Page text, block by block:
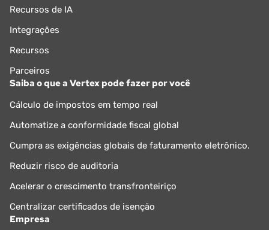
Recursos de IA
Integrações
Recursos
Parceiros
Saiba o que a Vertex pode fazer por você
Cálculo de impostos em tempo real
Automatize a conformidade fiscal global
Cumpra as exigências globais de faturamento eletrônico.
Reduzir risco de auditoria
Acelerar o crescimento transfronteiriço
Centralizar certificados de isenção
Empresa